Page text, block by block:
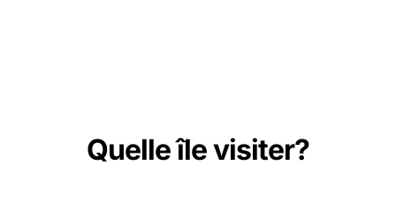
Quelle île visiter?